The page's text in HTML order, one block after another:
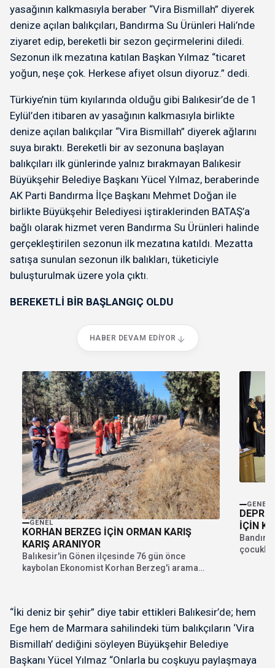
yasağının kalkmasıyla beraber “Vira Bismillah” diyerek
denize açılan balıkçıları, Bandırma Su Ürünleri Hali’nde
ziyaret edip, bereketli bir sezon geçirmelerini diledi.
Sezonun ilk mezatına katılan Başkan Yılmaz “ticaret
yoğun, neşe çok. Herkese afiyet olsun diyoruz.” dedi.
Türkiye’nin tüm kıyılarında olduğu gibi Balıkesir’de de 1
Eylül’den itibaren av yasağının kalkmasıyla birlikte
denize açılan balıkçılar “Vira Bismillah” diyerek ağlarını
suya bıraktı. Bereketli bir av sezonuna başlayan
balıkçıları ilk günlerinde yalnız bırakmayan Balıkesir
Büyükşehir Belediye Başkanı Yücel Yılmaz, beraberinde
AK Parti Bandırma İlçe Başkanı Mehmet Doğan ile
birlikte Büyükşehir Belediyesi iştiraklerinden BATAŞ’a
bağlı olarak hizmet veren Bandırma Su Ürünleri halinde
gerçekleştirilen sezonun ilk mezatına katıldı. Mezatta
satışa sunulan sezonun ilk balıkları, tüketiciyle
buluşturulmak üzere yola çıktı.
BEREKETLİ BİR BAŞLANGIÇ OLDU
HABER DEVAM EDIYOR
GENEL
KORHAN BERZEG İÇİN ORMAN KARIŞ
KARIŞ ARANIYOR
Balıkesir'in Gönen ilçesinde 76 gün önce
kaybolan Ekonomist Korhan Berzeg'i arama
GENEL
İÇİN
“İki deniz bir şehir” diye tabir ettikleri Balıkesir’de; hem
Ege hem de Marmara sahilindeki tüm balıkçıların ‘Vira
Bismillah’ dediğini söyleyen Büyükşehir Belediye
Başkanı Yücel Yılmaz “Onlarla bu coşkuyu paylaşmaya